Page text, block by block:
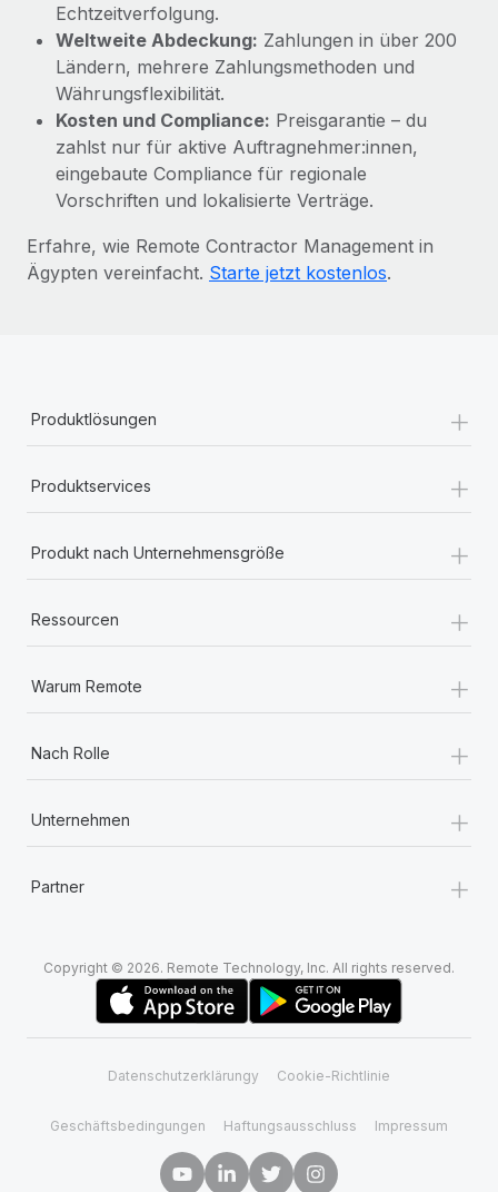
Echtzeitverfolgung.
Weltweite Abdeckung: Zahlungen in über 200
Ländern, mehrere Zahlungsmethoden und
Währungsflexibilität.
Kosten und Compliance: Preisgarantie – du
zahlst nur für aktive Auftragnehmer:innen,
eingebaute Compliance für regionale
Vorschriften und lokalisierte Verträge.
Erfahre, wie Remote Contractor Management in
Ägypten vereinfacht. Starte jetzt kostenlos.
Produktlösungen +
Produktservices +
Produkt nach Unternehmensgröße +
Ressourcen +
Warum Remote +
Nach Rolle +
Unternehmen +
Partner +
Copyright © 2026. Remote Technology, Inc. All rights reserved.
Datenschutzerklärungy Cookie-Richtlinie
Geschäftsbedingungen Haftungsausschluss Impressum